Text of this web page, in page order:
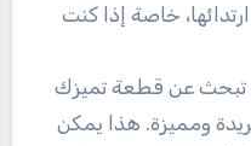
خاصة إذا كنت
تبحث عن قطعة تميزك
ومميزة. هذا يمكن